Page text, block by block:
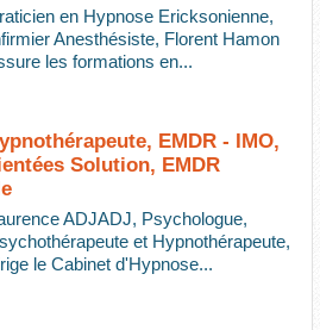
en Hypnose Ericksonienne,
Anesthésiste, Florent Hamon
les formations en...
EMDR - IMO,
Solution, EMDR
ADJADJ, Psychologue,
et Hypnothérapeute,
le Cabinet d'Hypnose...